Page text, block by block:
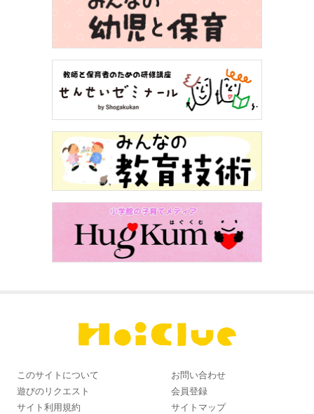
このサイトについて
お問い合わせ
遊びのリクエスト
会員登録
サイト利用規約
サイトマップ